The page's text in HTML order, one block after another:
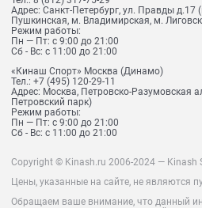
Адрес: Санкт-Петербург, ул. Правды д.17
Пушкинская, м. Владимирская, м.
Режим работы:
Пн — Пт: с 9:00 до 21:00
Сб - Вс: с 11:00 до 21:00
«Кинаш Спорт» Москва (Динамо)
Тел.: +7 (495) 120-29-11
Адрес: Москва, Петровско-Разумовская
Петровский парк)
Режим работы:
Пн — Пт: с 9:00 до 21:00
Сб - Вс: с 11:00 до 21:00
Copyright © Kinash.ru 2006-2024 —
Цены, указанные на сайте, не являются
Обращаем ваше внимание, что данный